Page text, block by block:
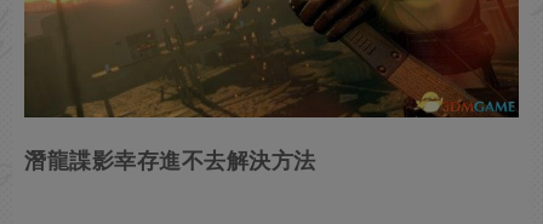
潛龍諜影幸存進不去解決方法